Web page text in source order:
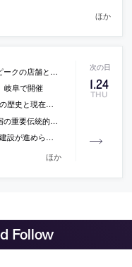
ほか
1.24
THU
設がつくられることに
岐阜で開催
視点で紹介する記事
改修「天窓の町家」
」の構造見学会が開催
ほか
Follow